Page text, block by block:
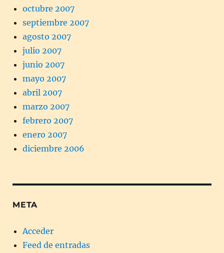
octubre 2007
septiembre 2007
agosto 2007
julio 2007
junio 2007
mayo 2007
abril 2007
marzo 2007
febrero 2007
enero 2007
diciembre 2006
META
Acceder
Feed de entradas